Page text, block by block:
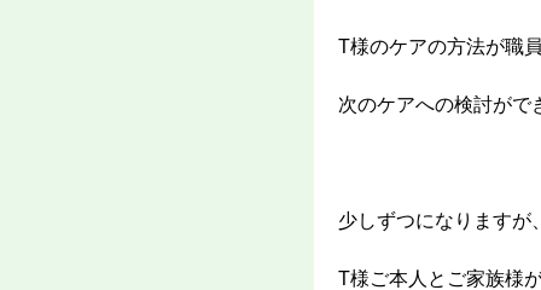
T様のケアの方法が職
次のケアへの検討がで
少しずつになりますが
T様ご本人とご家族様